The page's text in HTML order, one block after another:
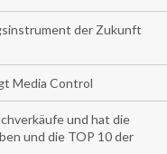
der Zukunft
Media Control
und hat die
und die TOP 10 der